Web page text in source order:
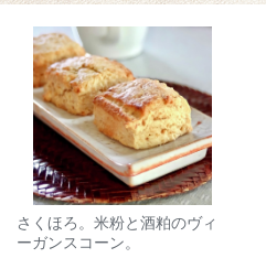
さくほろ。米粉と酒粕のヴィ
ーガンスコーン。